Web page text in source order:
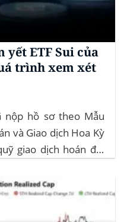
yết ETF Sui của
trình xem xét
nộp hồ sơ theo Mẫu
và Giao dịch Hoa Kỳ
giao dịch hoán đổi
đối với...